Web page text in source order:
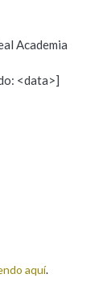
Academia
<data>]
aquí.